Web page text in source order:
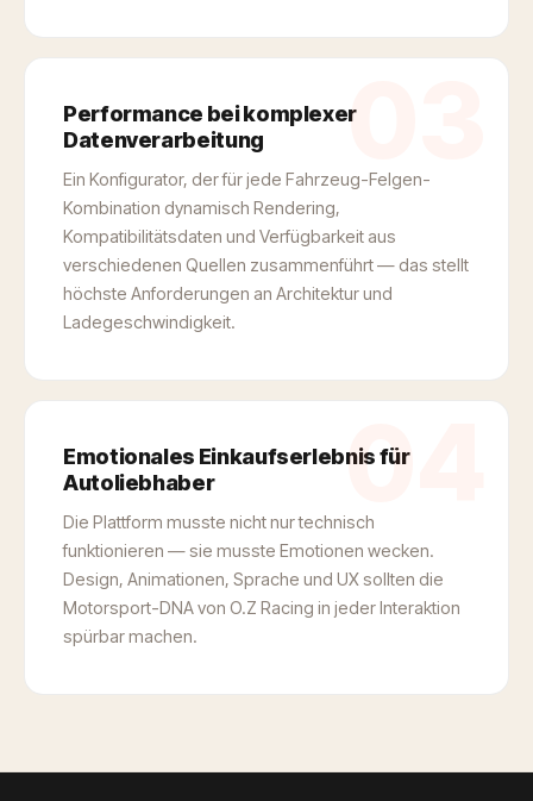
03
Performance bei komplexer
Datenverarbeitung
Ein Konfigurator, der für jede Fahrzeug-Felgen-
Kombination dynamisch Rendering,
Kompatibilitätsdaten und Verfügbarkeit aus
verschiedenen Quellen zusammenführt — das stellt
höchste Anforderungen an Architektur und
Ladegeschwindigkeit.
04
Emotionales Einkaufserlebnis für
Autoliebhaber
Die Plattform musste nicht nur technisch
funktionieren — sie musste Emotionen wecken.
Design, Animationen, Sprache und UX sollten die
Motorsport-DNA von O.Z Racing in jeder Interaktion
spürbar machen.